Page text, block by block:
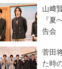
山﨑
『
告会
菅田
た時